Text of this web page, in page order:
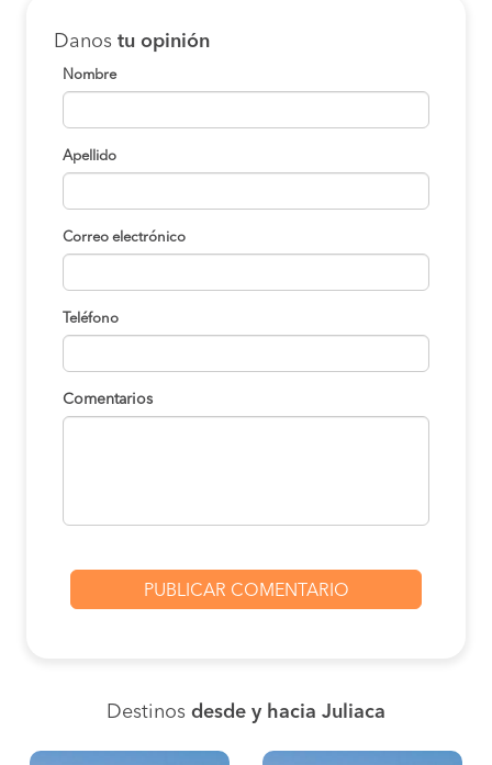
Danos tu opinión
Nombre
Apellido
Correo electrónico
Teléfono
Comentarios
Destinos desde y hacia Juliaca